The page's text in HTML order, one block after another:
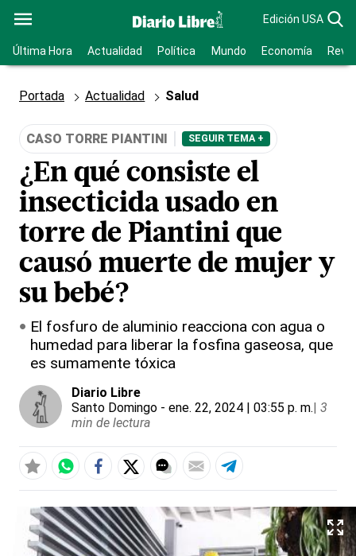
Edición USA
Última Hora Actualidad Política Mundo Economía
Portada Actualidad Salud
CASO TORRE PIANTINI SEGUIR TEMA +
¿En qué consiste el
insecticida usado en
torre de Piantini que
causó muerte de mujer y
su bebé?
El fosfuro de aluminio reacciona con agua o
humedad para liberar la fosfina gaseosa, que
es sumamente tóxica
Diario Libre
Santo Domingo - ene. 22, 2024 | 03:55 p. m.| 3
min de lectura